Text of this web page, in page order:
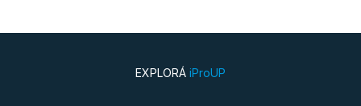
EXPLORÁ iProUP